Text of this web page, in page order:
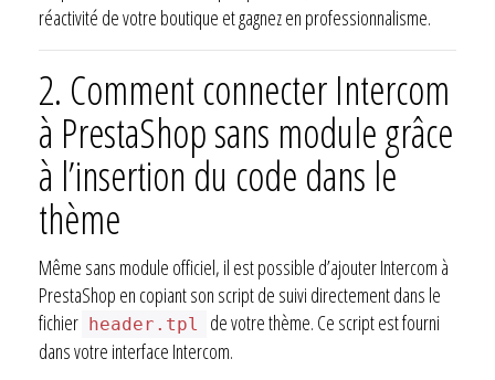
réactivité de votre boutique et gagnez en professionnalisme.
2. Comment connecter Intercom
à PrestaShop sans module grâce
à l’insertion du code dans le
thème
Même sans module officiel, il est possible d’ajouter Intercom à
PrestaShop en copiant son script de suivi directement dans le
fichier header.tpl
de votre thème. Ce script est fourni
dans votre interface Intercom.